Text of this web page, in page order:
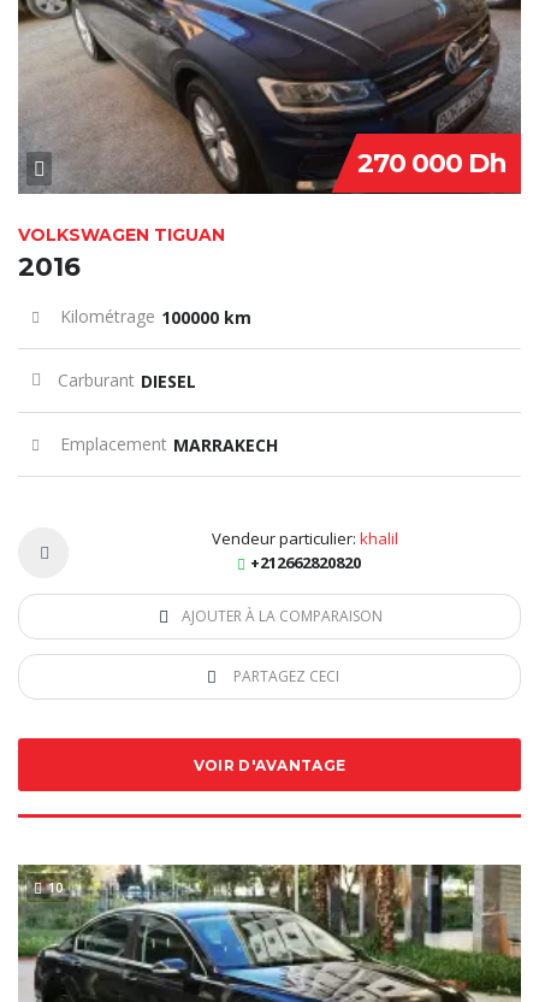
270 000 Dh
VOLKSWAGEN TIGUAN
2016
Kilométrage 100000 km
Carburant DIESEL
Emplacement MARRAKECH
Vendeur particulier: khalil
+212662820820
AJOUTER À LA COMPARAISON
PARTAGEZ CECI
VOIR D'AVANTAGE
10 SPECIAL